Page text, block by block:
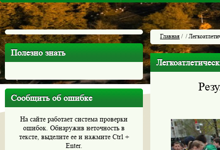
Полезно знать
Сообщить об ошибке
На сайте работает система проверки
ошибок. Обнаружив неточность в
тексте, выделите ее и нажмите Ctrl +
Enter.
Главная / /